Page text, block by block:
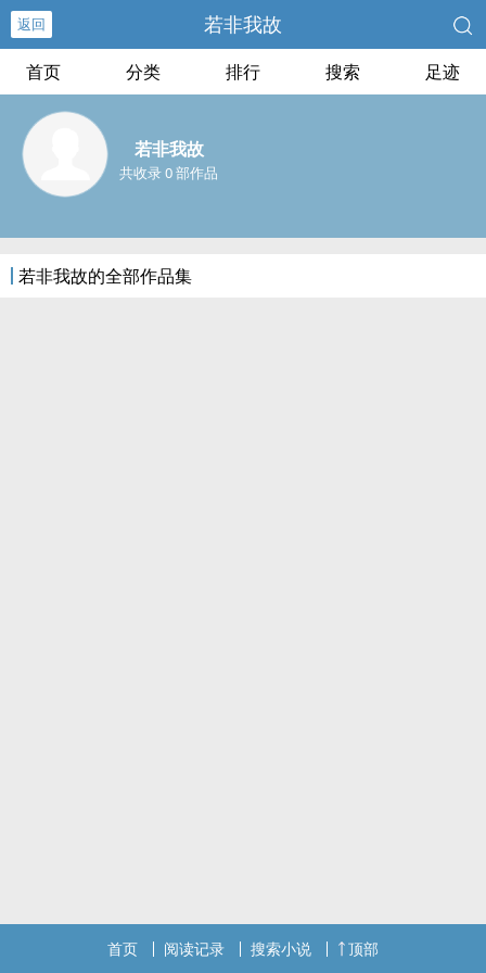
返回 若非我故
首页 分类 排行 搜索 足迹
若非我故
共收录 0 部作品
若非我故的全部作品集
首页 阅读记录 搜索小说 顶部